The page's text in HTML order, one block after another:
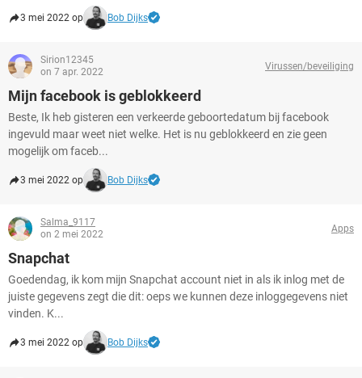
3 mei 2022 op Bob Dijks
Sirion12345
on 7 apr. 2022
Virussen/beveiliging
Mijn facebook is geblokkeerd
Beste, Ik heb gisteren een verkeerde geboortedatum bij facebook
ingevuld maar weet niet welke. Het is nu geblokkeerd en zie geen
mogelijk om faceb...
3 mei 2022 op Bob Dijks
Salma_9117
on 2 mei 2022
Apps
Snapchat
Goedendag, ik kom mijn Snapchat account niet in als ik inlog met de
juiste gegevens zegt die dit: oeps we kunnen deze inloggegevens niet
vinden. K...
3 mei 2022 op Bob Dijks